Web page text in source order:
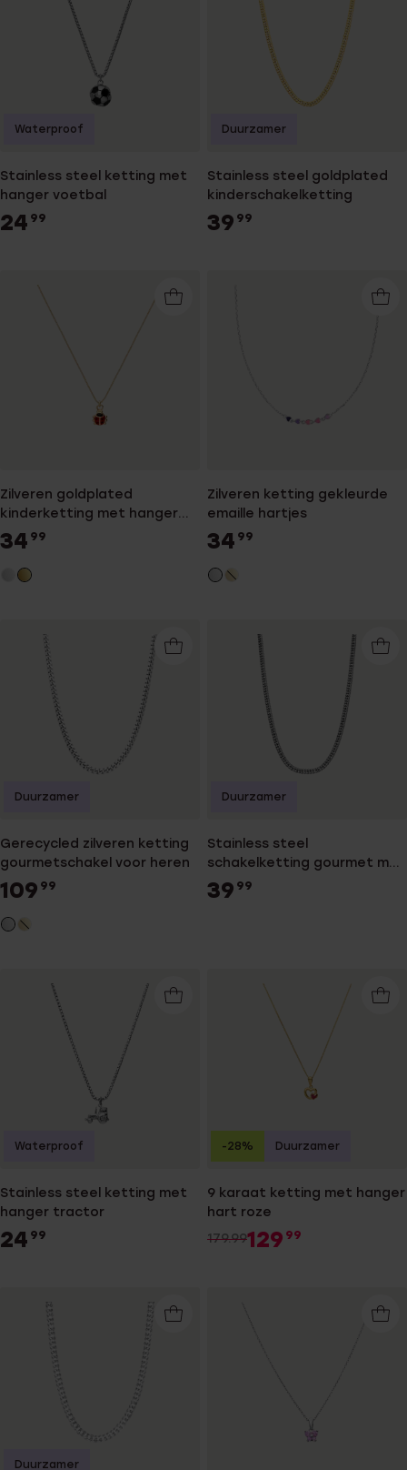
Stainless steel ketting met
hanger voetbal
24 99
Waterproof
Stainless steel goldplated
kinderschakelketting
39 99
Duurzamer
Zilveren goldplated
kinderketting met hanger
lieveheersbeestje met
emaille
34 99
Zilveren ketting gekleurde
emaille hartjes
34 99
Gerecycled zilveren ketting
gourmetschakel voor heren
109 99
Duurzamer
Stainless steel
schakelketting gourmet met
anitque finish
39 99
Duurzamer
Stainless steel ketting met
hanger tractor
24 99
Waterproof
9 karaat ketting met hanger
hart roze
179.99129 99
-28% Duurzamer
Duurzamer